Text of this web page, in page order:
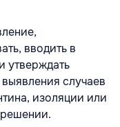
вводить в
утверждать
случаев
изоляции или